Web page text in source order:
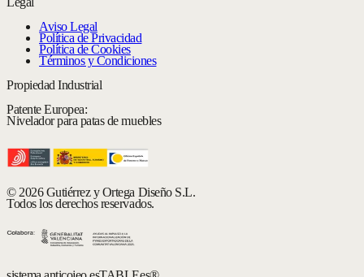
Aviso Legal
Política de Privacidad
Política de Cookies
Términos y Condiciones
Propiedad Industrial
Patente Europea:
Nivelador para patas de muebles
© 2026 Gutiérrez y Ortega Diseño S.L.
Todos los derechos reservados.